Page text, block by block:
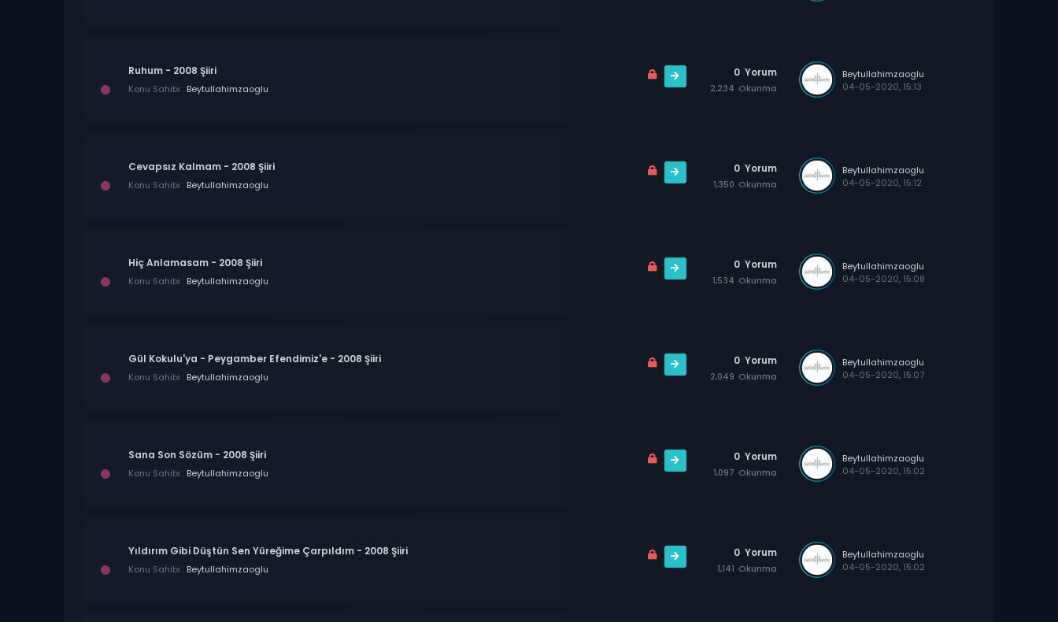
Ruhum - 2008 Şiiri
Konu Sahibi : Beytullahimzaoglu
0 Yorum
2,234 Okunma
Beytullahimzaoglu
04-05-2020, 15:13
Cevapsız Kalmam - 2008 Şiiri
Konu Sahibi : Beytullahimzaoglu
0 Yorum
1,350 Okunma
Beytullahimzaoglu
04-05-2020, 15:12
Hiç Anlamasam - 2008 Şiiri
Konu Sahibi : Beytullahimzaoglu
0 Yorum
1,534 Okunma
Beytullahimzaoglu
04-05-2020, 15:08
Gül Kokulu'ya - Peygamber Efendimiz'e - 2008 Şiiri
Konu Sahibi : Beytullahimzaoglu
0 Yorum
2,049 Okunma
Beytullahimzaoglu
04-05-2020, 15:07
Sana Son Sözüm - 2008 Şiiri
Konu Sahibi : Beytullahimzaoglu
0 Yorum
1,097 Okunma
Beytullahimzaoglu
04-05-2020, 15:02
Yıldırım Gibi Düştün Sen Yüreğime Çarpıldım - 2008 Şiiri
Konu Sahibi : Beytullahimzaoglu
0 Yorum
1,141 Okunma
Beytullahimzaoglu
04-05-2020, 15:02